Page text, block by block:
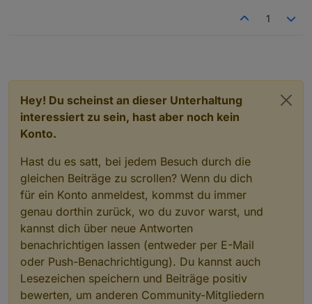
publiziert hätte ioBroker im Kern nur wenig Einfluss
unerwartet oder sind die typischen User hier
Apollon77
und
1
Hey! Du scheinst an dieser Unterhaltung
interessiert zu sein, hast aber noch kein
Konto.
Hast du es satt, bei jedem Besuch durch die
gleichen Beiträge zu scrollen? Wenn du dich
für ein Konto anmeldest, kommst du immer
genau dorthin zurück, wo du zuvor warst, und
kannst dich über neue Antworten
benachrichtigen lassen (entweder per E-Mail
oder Push-Benachrichtigung). Du kannst auch
Lesezeichen speichern und Beiträge positiv
bewerten, um anderen Community-Mitgliedern